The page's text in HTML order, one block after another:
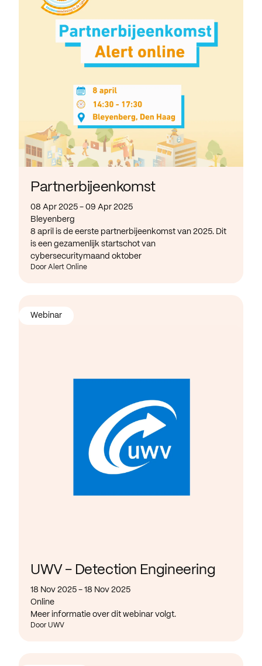
Partnerbijeenkomst
08 Apr 2025 - 09 Apr 2025
Bleyenberg
8 april is de eerste partnerbijeenkomst van 2025. Dit
is een gezamenlijk startschot van
cybersecuritymaand oktober
Door Alert Online
UWV - Detection Engineering
18 Nov 2025 - 18 Nov 2025
Online
Meer informatie over dit webinar volgt.
Door UWV
Webinar